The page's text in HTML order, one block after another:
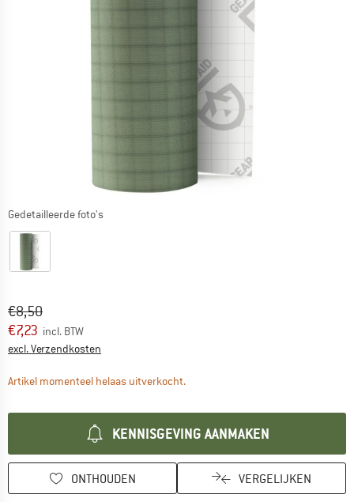
Gedetailleerde foto's
Oorspronkelijke prijs :
€8,50
Prijs:
€7,23 incl. BTW
excl. Verzendkosten
Artikel momenteel helaas uitverkocht.De link wordt geopend in een
KENNISGEVING AANMAKEN
ONTHOUDEN VERGELIJKEN